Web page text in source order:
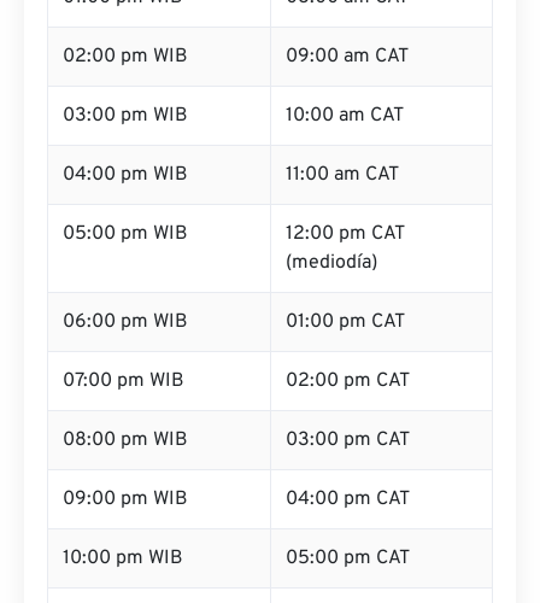
02:00 pm WIB 09:00 am CAT
03:00 pm WIB 10:00 am CAT
04:00 pm WIB 11:00 am CAT
05:00 pm WIB
12:00 pm CAT
(mediodía)
06:00 pm WIB 01:00 pm CAT
07:00 pm WIB 02:00 pm CAT
08:00 pm WIB 03:00 pm CAT
09:00 pm WIB 04:00 pm CAT
10:00 pm WIB 05:00 pm CAT